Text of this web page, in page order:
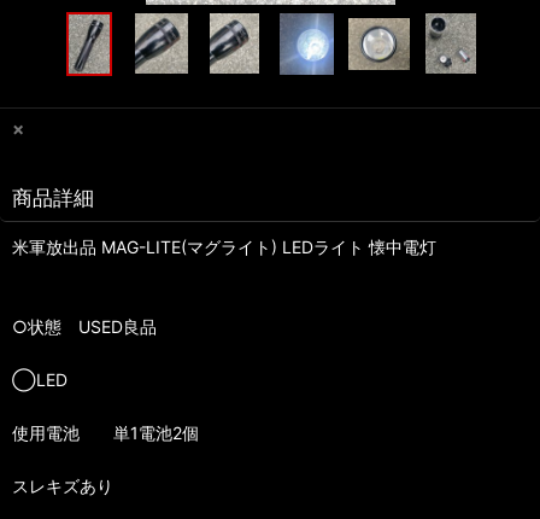
×
商品詳細
米軍放出品 MAG-LITE(マグライト) LEDライト 懐中電灯
○状態 USED良品
◯LED
使用電池 単1電池2個
スレキズあり